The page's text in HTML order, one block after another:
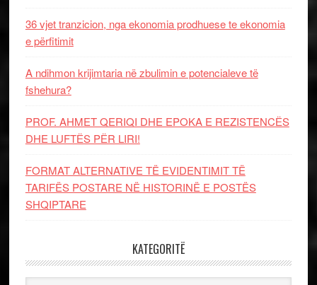
36 vjet tranzicion, nga ekonomia prodhuese te ekonomia
e përfitimit
A ndihmon krijimtaria në zbulimin e potencialeve të
fshehura?
PROF. AHMET QERIQI DHE EPOKA E REZISTENCЁS
DHE LUFTЁS PЁR LIRI!
FORMAT ALTERNATIVE TË EVIDENTIMIT TË
TARIFËS POSTARE NË HISTORINË E POSTËS
SHQIPTARE
KATEGORITË